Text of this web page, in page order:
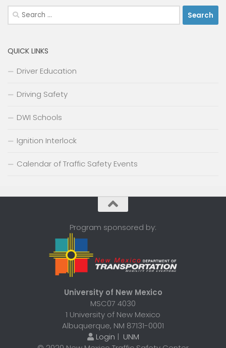
Search
for:
QUICK LINKS
Driver Education
Driving Safety
DWI Schools
Ignition Interlock
Calendar of Traffic Safety Events
Program sponsored by:
University of New Mexico
MSC07 4030
1 University of New Mexico
Albuquerque, NM 87131-0001
Login | UNM